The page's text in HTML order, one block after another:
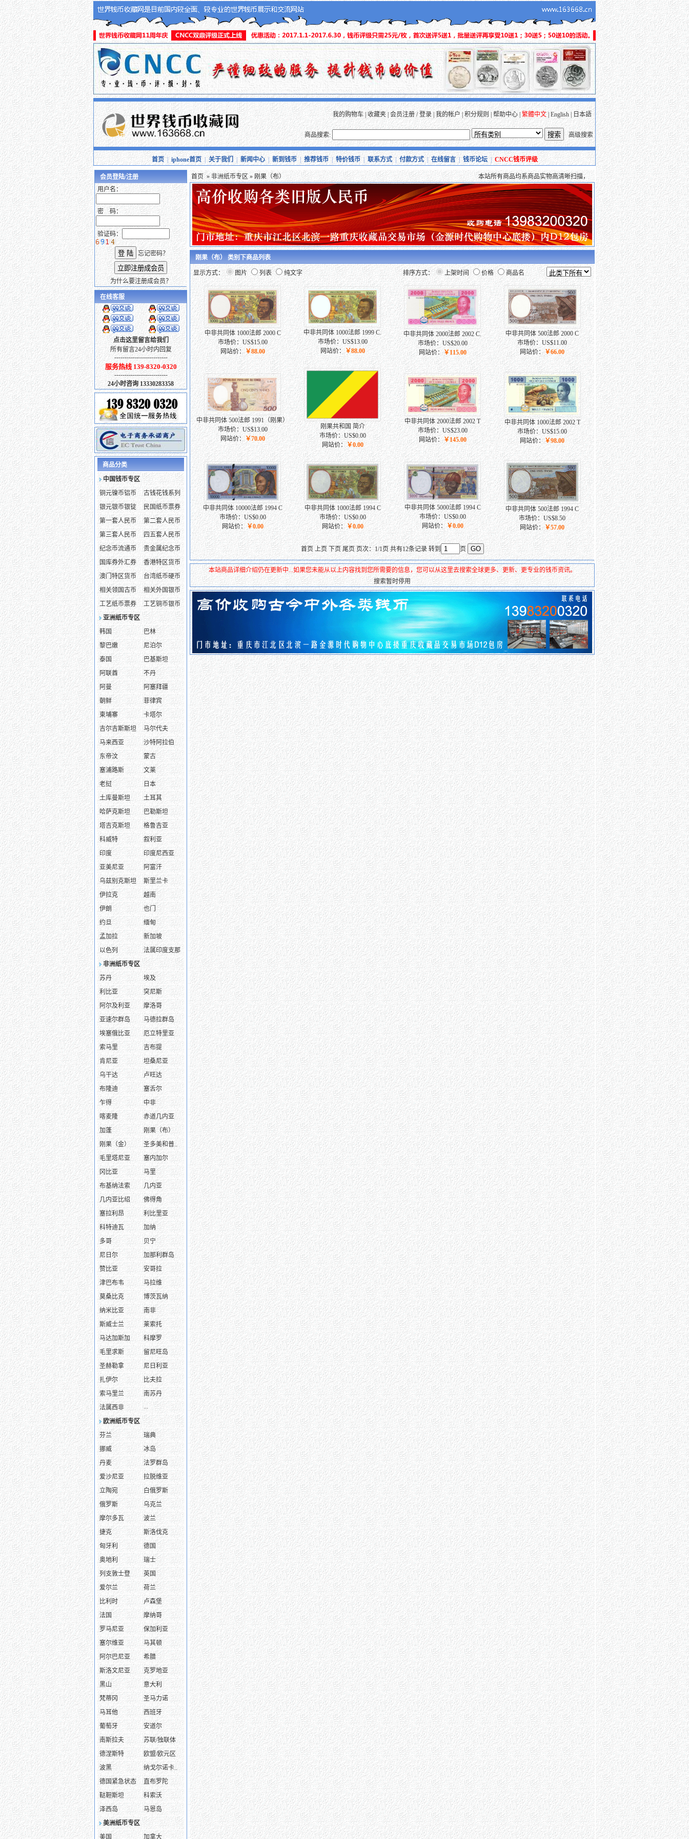
我的购物车|收藏夹|会员注册/登录|我的帐户|积分规则| 帮助中心 |繁體中文 |English| 日本語
商品搜索: 高级搜索
首页|iphone首页|关于我们 | 新闻中心| 新到钱币|推荐钱币|特价钱币|联系方式|付款方式|在线留言|钱币论坛|CNCC钱币评级
会员登陆/注册
用户名：
密 码：
验证码：
忘记密码？
为什么要注册成会员？
在线客服
点击这里留言给我们
所有留言24小时内回复
--------------------------
服务热线 139-8320-0320
--------------------------
24小时咨询 13330283358
商品分类
中国钱币专区
铜元镍币铝币
古钱花钱系列
银元银币银锭
民国纸币票券
第一套人民币
第二套人民币
第三套人民币
四五套人民币
纪念币流通币
贵金属纪念币
国库券外汇券
香港特区货币
澳门特区货币
台湾纸币硬币
相关领国古币
相关外国银币
工艺纸币票券
工艺铜币银币
亚洲纸币专区
韩国
巴林
黎巴嫩
尼泊尔
泰国
巴基斯坦
阿联酋
不丹
阿曼
阿塞拜疆
朝鲜
菲律宾
柬埔寨
卡塔尔
吉尔吉斯斯坦
马尔代夫
马来西亚
沙特阿拉伯
东帝汶
蒙古
塞浦路斯
文莱
老挝
日本
土库曼斯坦
土耳其
哈萨克斯坦
巴勒斯坦
塔吉克斯坦
格鲁吉亚
科威特
叙利亚
印度
印度尼西亚
亚美尼亚
阿富汗
乌兹别克斯坦
斯里兰卡
伊拉克
越南
伊朗
也门
约旦
缅甸
孟加拉
新加坡
以色列
法属印度支那
非洲纸币专区
苏丹
埃及
利比亚
突尼斯
阿尔及利亚
摩洛哥
亚速尔群岛
马德拉群岛
埃塞俄比亚
厄立特里亚
索马里
吉布提
肯尼亚
坦桑尼亚
乌干达
卢旺达
布隆迪
塞舌尔
乍得
中非
喀麦隆
赤道几内亚
加蓬
刚果（布）
刚果（金）
圣多美和普..
毛里塔尼亚
塞内加尔
冈比亚
马里
布基纳法索
几内亚
几内亚比绍
佛得角
塞拉利昂
利比里亚
科特迪瓦
加纳
多哥
贝宁
尼日尔
加那利群岛
赞比亚
安哥拉
津巴布韦
马拉维
莫桑比克
博茨瓦纳
纳米比亚
南非
斯威士兰
莱索托
马达加斯加
科摩罗
毛里求斯
留尼旺岛
圣赫勒拿
尼日利亚
扎伊尔
比夫拉
索马里兰
南苏丹
法属西非
...
欧洲纸币专区
芬兰
瑞典
挪威
冰岛
丹麦
法罗群岛
爱沙尼亚
拉脱维亚
立陶宛
白俄罗斯
俄罗斯
乌克兰
摩尔多瓦
波兰
捷克
斯洛伐克
匈牙利
德国
奥地利
瑞士
列支敦士登
英国
爱尔兰
荷兰
比利时
卢森堡
法国
摩纳哥
罗马尼亚
保加利亚
塞尔维亚
马其顿
阿尔巴尼亚
希腊
斯洛文尼亚
克罗地亚
黑山
意大利
梵蒂冈
圣马力诺
马耳他
西班牙
葡萄牙
安道尔
南斯拉夫
苏联/独联体
德涅斯特
欧盟/欧元区
波黑
纳戈尔诺卡..
德国紧急状态
直布罗陀
鞑靼斯坦
科索沃
泽西岛
马恩岛
美洲纸币专区
美国
加拿大
首页»非洲纸币专区» 刚果（布） 本站所有商品均系商品实物高清晰扫描，保证质量，并均支持支付宝、财富通、
刚果（布） 类别下商品列表
显示方式： 图片 列表 纯文字 排序方式： 上架时间 价格 商品名
中非共同体 1000法郎 2000 C
市场价：US$15.00
网站价：￥88.00
中非共同体 1000法郎 1999 C.
市场价：US$13.00
网站价：￥88.00
中非共同体 2000法郎 2002 C.
市场价：US$20.00
网站价：￥115.00
中非共同体 500法郎 2000 C
市场价：US$11.00
网站价：￥66.00
中非共同体 500法郎 1991（刚果）
市场价：US$13.00
网站价：￥70.00
刚果共和国 简介
市场价：US$0.00
网站价：￥0.00
中非共同体 2000法郎 2002 T
市场价：US$23.00
网站价：￥145.00
中非共同体 1000法郎 2002 T
市场价：US$15.00
网站价：￥98.00
中非共同体 10000法郎 1994 C
市场价：US$0.00
网站价： ￥0.00
中非共同体 1000法郎 1994 C
市场价：US$0.00
网站价： ￥0.00
中非共同体 5000法郎 1994 C
市场价：US$0.00
网站价： ￥0.00
中非共同体 500法郎 1994 C
市场价：US$8.50
网站价：￥57.00
首页 上页 下页 尾页 页次：1/1页 共有12条记录 转到 页
本站商品详细介绍仍在更新中...如果您未能从以上内容找到您所需要的信息，您可以从这里去搜索全球更多、更新、更专业的钱币资讯。
搜索暂时停用